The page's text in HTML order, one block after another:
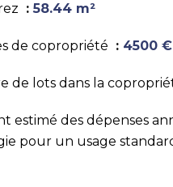
58.44 m²
de copropriété 4500
de lots dans la
estimé des dépenses
pour un usage